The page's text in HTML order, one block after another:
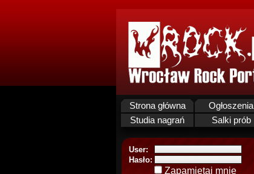
Strona główna Ogłoszenia
Studia nagrań
Salki prób
User:
Hasło:
Zapamiętaj mnie